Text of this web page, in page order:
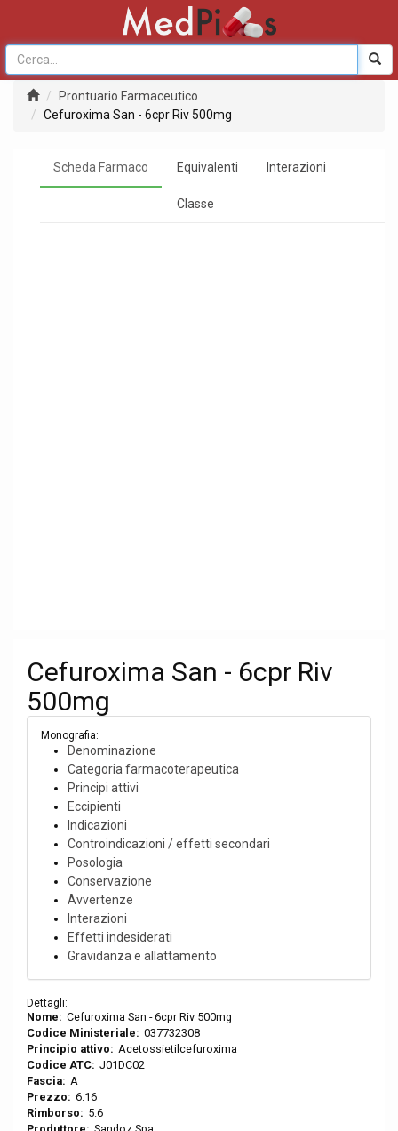
Prontuario Farmaceutico
Cefuroxima San - 6cpr Riv 500mg
Scheda Farmaco Equivalenti Interazioni
Classe
Cefuroxima San - 6cpr Riv
500mg
Monografia:
Denominazione
Categoria farmacoterapeutica
Principi attivi
Eccipienti
Indicazioni
Controindicazioni / effetti secondari
Posologia
Conservazione
Avvertenze
Interazioni
Effetti indesiderati
Gravidanza e allattamento
Dettagli:
Nome: Cefuroxima San - 6cpr Riv 500mg
Codice Ministeriale: 037732308
Principio attivo: Acetossietilcefuroxima
Codice ATC: J01DC02
Fascia: A
Prezzo: 6.16
Rimborso: 5.6